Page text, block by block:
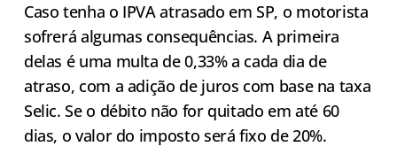
Caso tenha o IPVA atrasado em SP, o motorista
sofrerá algumas consequências. A primeira
delas é uma multa de 0,33% a cada dia de
atraso, com a adição de juros com base na taxa
Selic. Se o débito não for quitado em até 60
dias, o valor do imposto será fixo de 20%.